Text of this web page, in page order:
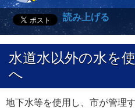
読み上げる
水道水以外の水を
へ
地下水等を使用し、市が管理